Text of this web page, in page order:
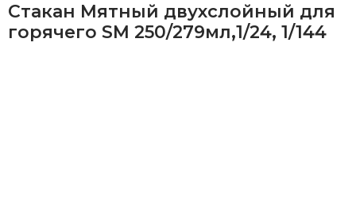
Стакан Мятный двухслойный для
горячего SM 250/279мл,1/24, 1/144